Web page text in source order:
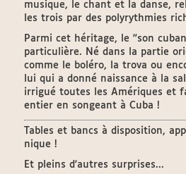
musique, le chant et la danse,
les trois par des polyrythmies
Parmi cet héritage, le "son
particulière. Né dans la partie
comme le boléro, la trova ou
lui qui a donné naissance à la
irrigué toutes les Amériques et
entier en songeant à Cuba !
Tables et bancs à disposition,
nique !
Et pleins d'autres surprises...